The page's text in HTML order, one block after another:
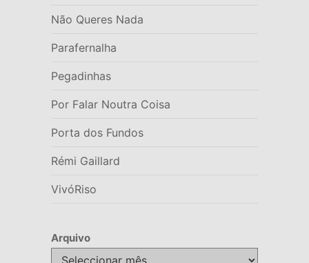
Não Queres Nada
Parafernalha
Pegadinhas
Por Falar Noutra Coisa
Porta dos Fundos
Rémi Gaillard
VivóRiso
Arquivo
Arquivo